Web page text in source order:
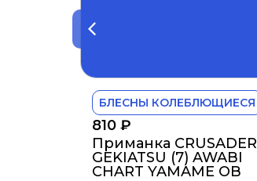
БЛЕСНЫ КОЛЕБЛЮЩИЕСЯ
810 ₽
Приманка CRUSADER
GEKIATSU (7) AWABI
CHART YAMAME OB